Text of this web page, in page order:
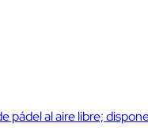
pádel al aire libre;